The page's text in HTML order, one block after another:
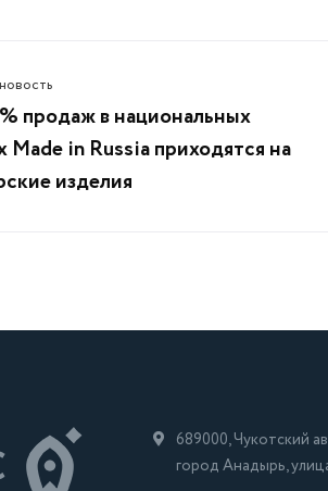
продаж в национальных
Made in Russia приходятся на
изделия
689000, Чукотский
город Анадырь,